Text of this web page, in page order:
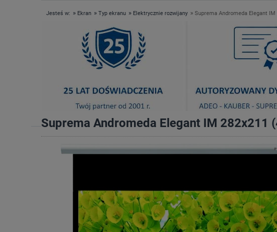
Jesteś w: » Ekran » Typ ekranu » Elektrycznie rozwijany » Suprema Andromeda Elegant IM
Suprema Andromeda Elegant IM 282x211